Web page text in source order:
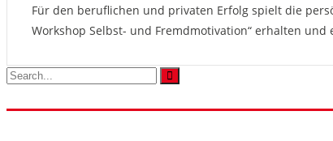
Für den beruflichen und privaten Erfolg spielt die
Workshop Selbst- und Fremdmotivation“ erhalten